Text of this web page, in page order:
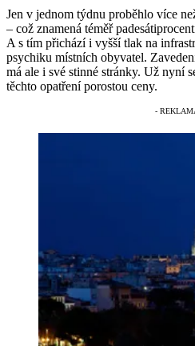
Jen v jednom týdnu proběhlo více
– což znamená téměř
A s tím přichází i vyšší tlak na
psychiku místních obyvatel.
má ale i své stinné stránky. Už nyní
těchto opatření porostou ceny.